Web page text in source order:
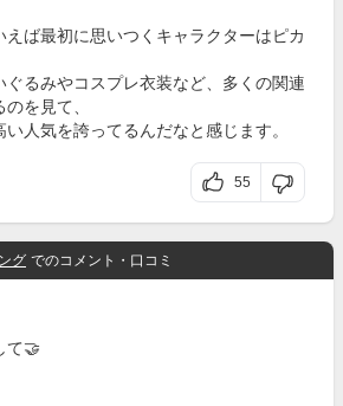
ば最初に思いつくキャラクターはピカ
ぐるみやコスプレ衣装など、多くの関連
を見て、
人気を誇ってるんだなと感じます。
55
グ でのコメント・口コミ
て🤝